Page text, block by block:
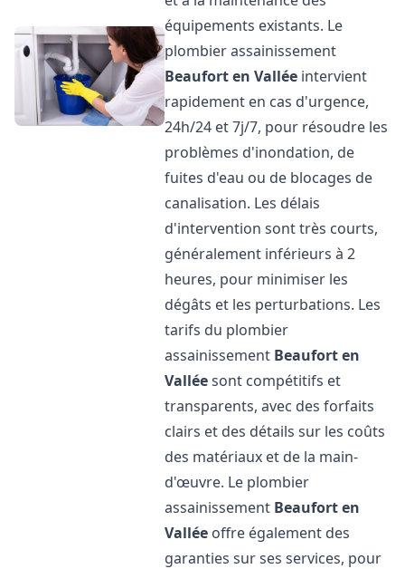
équipements existants. Le
plombier assainissement
Beaufort en Vallée intervient
rapidement en cas d'urgence,
24h/24 et 7j/7, pour résoudre les
problèmes d'inondation, de
fuites d'eau ou de blocages de
canalisation. Les délais
d'intervention sont très courts,
généralement inférieurs à 2
heures, pour minimiser les
dégâts et les perturbations. Les
tarifs du plombier
assainissement Beaufort en
Valléesont compétitifs et
transparents, avec des forfaits
clairs et des détails sur les coûts
des matériaux et de la main-
d'œuvre. Le plombier
assainissement Beaufort en
Vallée offre également des
garanties sur ses services, pour